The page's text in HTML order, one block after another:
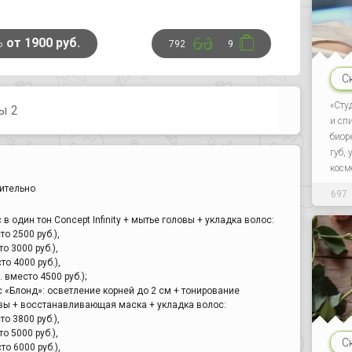
от 1900 руб. 792 9
2
один тон Concept Infinity + мытье головы + укладка волос:
2500 руб.),
3000 руб.),
4000 руб.),
4500 руб.);
осветление корней до 2 см + тонирование
+ восстанавливающая маска + укладка волос:
3800 руб.),
5000 руб.),
6000 руб.),
и
губ,
697